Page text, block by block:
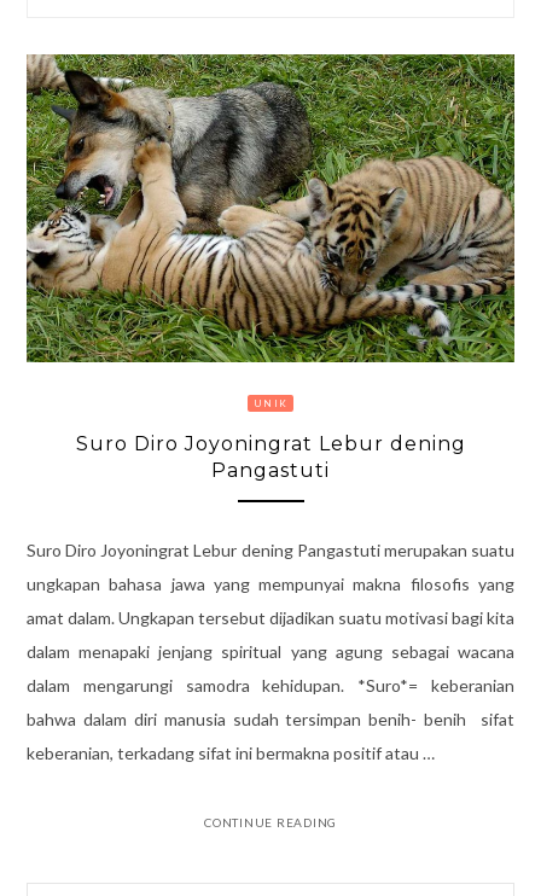
UNIK
Suro Diro Joyoningrat Lebur dening
Pangastuti
Suro Diro Joyoningrat Lebur dening Pangastuti merupakan suatu
ungkapan bahasa jawa yang mempunyai makna filosofis yang
amat dalam. Ungkapan tersebut dijadikan suatu motivasi bagi kita
dalam menapaki jenjang spiritual yang agung sebagai wacana
dalam mengarungi samodra kehidupan. *Suro*= keberanian
bahwa dalam diri manusia sudah tersimpan benih- benih sifat
keberanian, terkadang sifat ini bermakna positif atau …
CONTINUE READING